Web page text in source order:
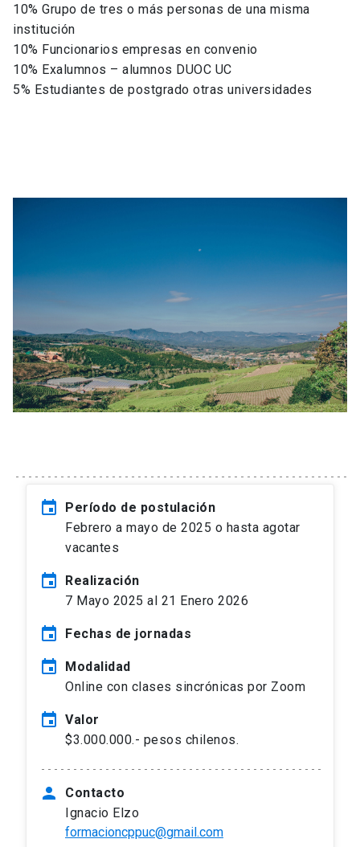
10% Grupo de tres o más personas de una misma
institución
10% Funcionarios empresas en convenio
10% Exalumnos – alumnos DUOC UC
5% Estudiantes de postgrado otras universidades
event
Período de postulación
Febrero a mayo de 2025 o hasta agotar
vacantes
event
Realización
7 Mayo 2025 al 21 Enero 2026
event Fechas de jornadas
event
Modalidad
Online con clases sincrónicas por Zoom
event Valor
$3.000.000.- pesos chilenos.
person
Contacto
Ignacio Elzo
formacioncppuc@gmail.com